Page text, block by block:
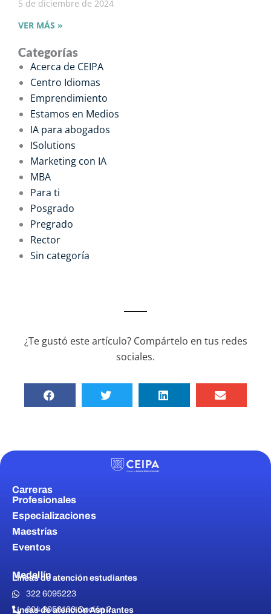
5 de diciembre de 2024
VER MÁS »
Categorías
Acerca de CEIPA
Centro Idiomas
Emprendimiento
Estamos en Medios
IA para abogados
ISolutions
Marketing con IA
MBA
Para ti
Posgrado
Pregrado
Rector
Sin categoría
¿Te gustó este artículo? Compártelo en tus redes
sociales.
Carreras
Profesionales
Especializaciones
Maestrías
Eventos
Medellín
Líneas de atención estudiantes
322 6095223
604 3056100 Opción 2
Líneas de atención Aspirantes